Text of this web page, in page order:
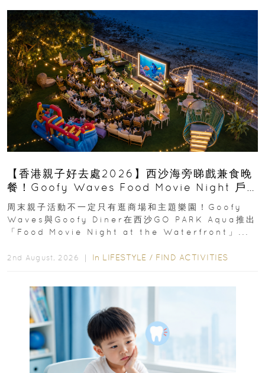
【香港親子好去處2026】西沙海旁睇戲兼食晚
餐！Goofy Waves Food Movie Night 戶
外影院逢週末登場
周末親子活動不一定只有逛商場和主題樂園！Goofy
Waves與Goofy Diner在西沙GO PARK Aqua推出
「Food Movie Night at the Waterfront」...
2nd August, 2026 ｜ In LIFESTYLE / FIND ACTIVITIES